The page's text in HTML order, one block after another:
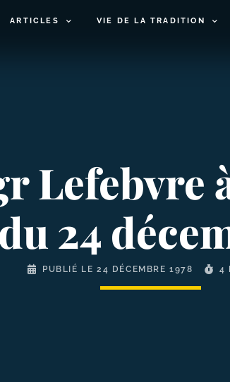
ARTICLES VIE DE LA TRADITION
Lefebvre
24
PUBLIÉ LE 24 DÉCEMBRE 1978 4